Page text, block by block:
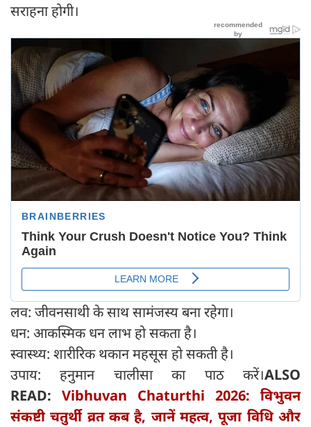
सराहना होगी।
लव: जीवनसाथी के साथ सामंजस्य बना रहेगा।
धन: आकस्मिक धन लाभ हो सकता है।
स्वास्थ्य: शारीरिक थकान महसूस हो सकती है।
उपाय: हनुमान चालीसा का पाठ करें।ALSO
READ: Vibhuvan Chaturthi 2026: विभुवन
संकष्टी चतुर्थी व्रत कब है, जानें महत्व, पूजा विधि और